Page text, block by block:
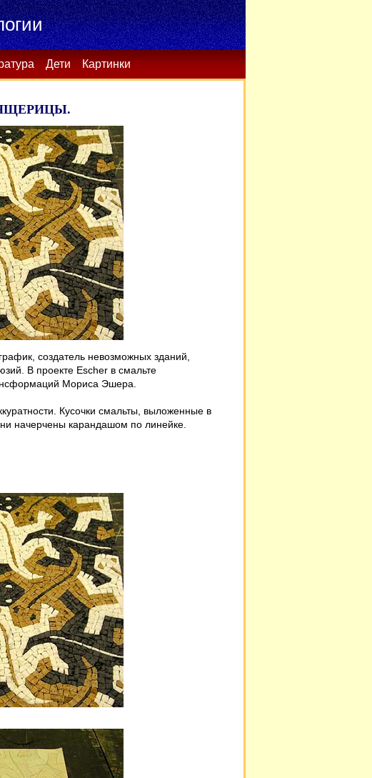
Дети Картинки
ЯЩЕРИЦЫ.
создатель невозможных зданий,
В проекте Escher в смальте
Мориса Эшера.
Кусочки смальты, выложенные в
начерчены карандашом по линейке.